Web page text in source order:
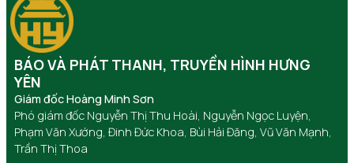
BÁO VÀ PHÁT THANH, TRUYỀN HÌNH HƯNG
YÊN
Giám đốc Hoàng Minh Sơn
Phó giám đốc Nguyễn Thị Thu Hoài, Nguyễn Ngọc Luyện,
Phạm Văn Xướng, Đinh Đức Khoa, Bùi Hải Đăng, Vũ Văn Mạnh,
Trần Thị Thoa